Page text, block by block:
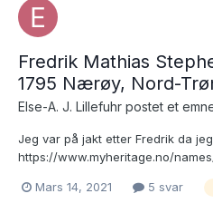
Fredrik Mathias
1795 Nærøy, Nord-
Else-A. J. Lillefuhr postet et
Jeg var på jakt etter Fredrik da
https://www.myheritage.no/
står der. Har ikke klart å finne
Mars 14, 2021 5 svar